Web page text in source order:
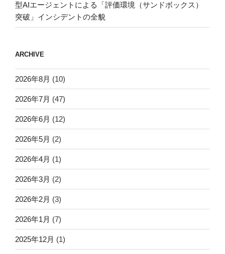
型AIエージェントによる「評価環境（サンドボックス）
突破」インシデントの全貌
ARCHIVE
2026年8月 (10)
2026年7月 (47)
2026年6月 (12)
2026年5月 (2)
2026年4月 (1)
2026年3月 (2)
2026年2月 (3)
2026年1月 (7)
2025年12月 (1)